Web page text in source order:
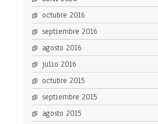
octubre 2016
septiembre 2016
agosto 2016
julio 2016
octubre 2015
septiembre 2015
agosto 2015